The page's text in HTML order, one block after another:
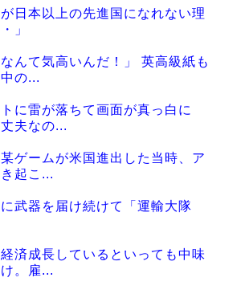
日本以上の先進国になれない理
」
んて気高いんだ！」 英高級紙も
の...
に雷が落ちて画面が真っ白に
夫なの...
ゲームが米国進出した当時、ア
起こ...
武器を届け続けて「運輸大隊
済成長しているといっても中味
。雇...